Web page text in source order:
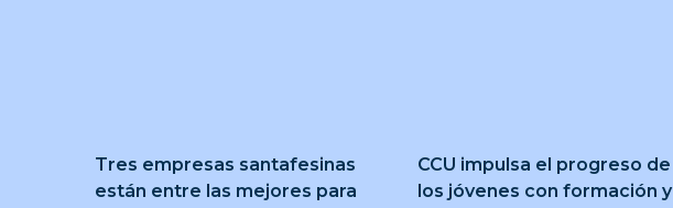
Tres empresas santafesinas
están entre las mejores para
CCU impulsa el progreso de
los jóvenes con formación y